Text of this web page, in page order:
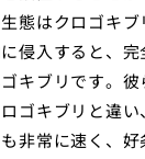
態はクロゴキ
侵入すると、
キブリです。
ゴキブリと違
非常に速く、